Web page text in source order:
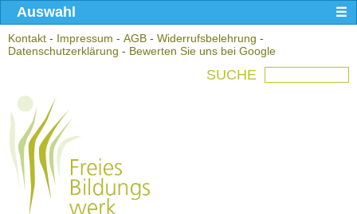
Kontakt - Impressum - AGB - Widerrufsbelehrung -
Datenschutzerklärung - Bewerten Sie uns bei Google
SUCHE
Auswahl